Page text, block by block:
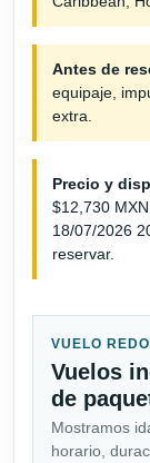
Antes de
equipaje,
extra.
Precio y
$12,730
18/07/2026
reservar.
VUELO
Vuelos
de
Mostramos
horario,